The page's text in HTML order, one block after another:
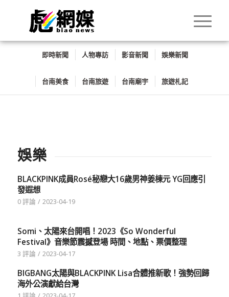
即時新聞 人物專訪 影音新聞 娛樂新聞
台南美食 台南旅遊 台南廟宇 旅遊札記
娛樂
BLACKPINK成員Rosé秘戀大16歲男神姜棟元 YG回應引
發遐想
0 評論 / 2023-04-19
Somi、太陽來台開唱！2023《So Wonderful
Festival》音樂節震撼登場 時間、地點、票價整理
3 評論 / 2023-04-17
BIGBANG太陽與BLACKPINK Lisa合體推新歌！強勢回歸
海外公演獻給台灣